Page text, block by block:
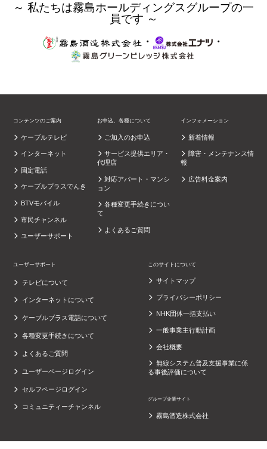
～ 私たちは霧島ホールディングスグループの一
員です ～
・
・
コンテンツのご案内
ケーブルテレビ
インターネット
固定電話
ケーブルプラスでんき
BTVモバイル
市民チャンネル
ユーザーサポート
お申込、各種について
ご加入のお申込
サービス提供エリア・
代理店
対応アパート・マンシ
ョン
各種変更手続きについ
て
よくあるご質問
インフォメーション
新着情報
障害・メンテナンス情
報
広告料金案内
ユーザーサポート
テレビについて
インターネットについて
ケーブルプラス電話について
各種変更手続きについて
よくあるご質問
ユーザーページログイン
セルフページログイン
コミュニティーチャンネル
このサイトについて
サイトマップ
プライバシーポリシー
NHK団体一括支払い
一般事業主行動計画
会社概要
無線システム普及支援事業に係
る事後評価について
グループ企業サイト
霧島酒造株式会社